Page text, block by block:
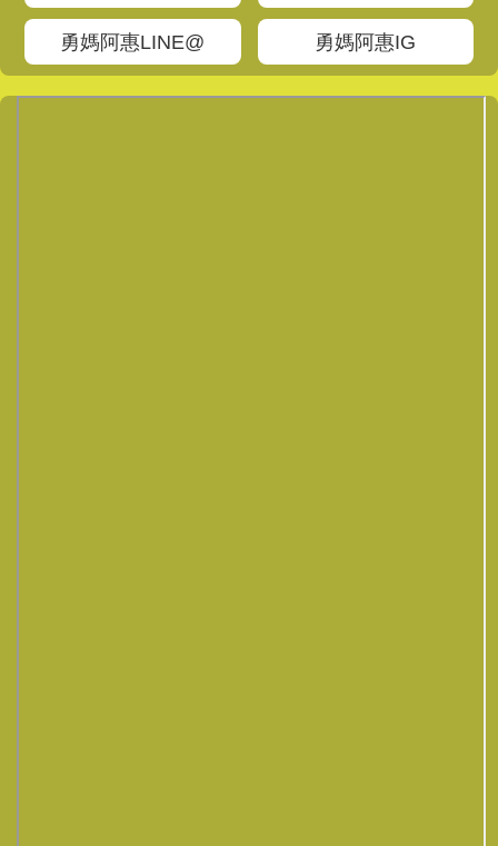
勇媽阿惠LINE@ 勇媽阿惠IG